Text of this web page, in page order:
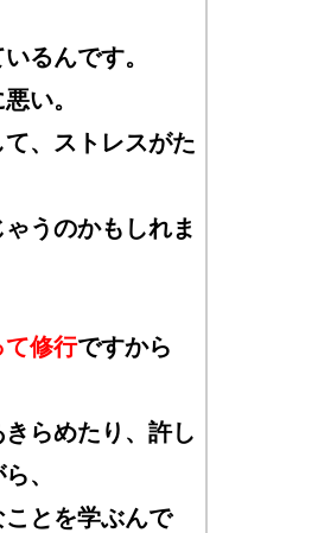
るんです。
い。
、ストレスがた
うのかもしれま
て修行ですから
らめたり、許し
、
とを学ぶんで